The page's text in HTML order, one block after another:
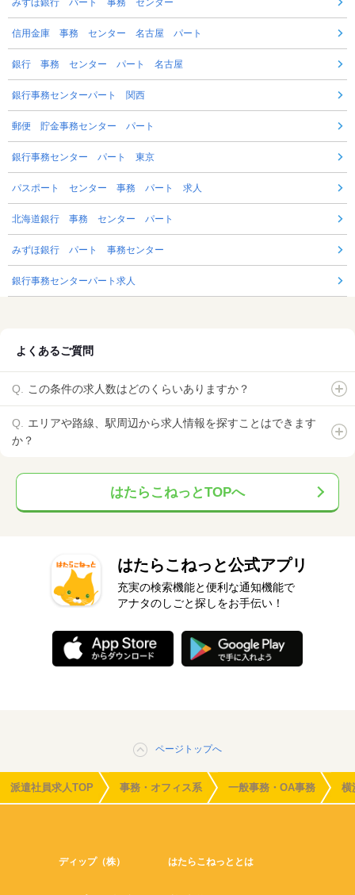
みずほ銀行 パート 事務 センター
信用金庫 事務 センター 名古屋 パート
銀行 事務 センター パート 名古屋
銀行事務センターパート 関西
郵便 貯金事務センター パート
銀行事務センター パート 東京
パスポート センター 事務 パート 求人
北海道銀行 事務 センター パート
みずほ銀行 パート 事務センター
銀行事務センターパート求人
よくあるご質問
この条件の求人数はどのくらいありますか？
エリアや路線、駅周辺から求人情報を探すことはできます
か？
はたらこねっとTOPへ
はたらこねっと公式アプリ
充実の検索機能と便利な通知機能で
アナタのしごと探しをお手伝い！
ページトップへ
派遣社員求人TOP 事務・オフィス系 一般事務・OA事務
ディップ（株） はたらこねっととは